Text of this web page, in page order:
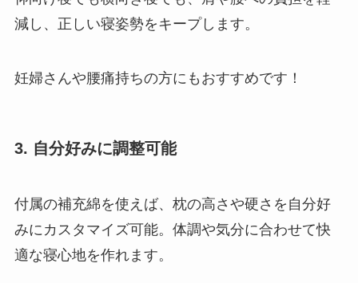
減し、正しい寝姿勢をキープします。
妊婦さんや腰痛持ちの方にもおすすめです！
3. 自分好みに調整可能
付属の補充綿を使えば、枕の高さや硬さを自分好
みにカスタマイズ可能。体調や気分に合わせて快
適な寝心地を作れます。